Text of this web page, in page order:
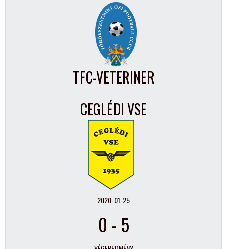
TFC-VETERINER
CEGLÉDI VSE
2020-01-25
0 - 5